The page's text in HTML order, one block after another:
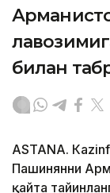
билан
ASTANА.
Пашинянни
қайта